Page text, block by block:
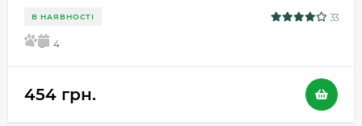
В НАЯВНОСТІ 33
5 4
454 грн.